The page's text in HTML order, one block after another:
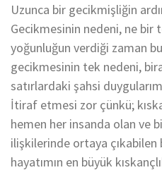
Uzunca bir gecikmişliğin
Gecikmesinin nedeni, ne bir
yoğunluğun verdiği zaman
gecikmesinin tek nedeni,
satırlardaki şahsi
İtiraf etmesi zor çünkü;
hemen her insanda olan ve
ilişkilerinde ortaya
hayatımın en büyük